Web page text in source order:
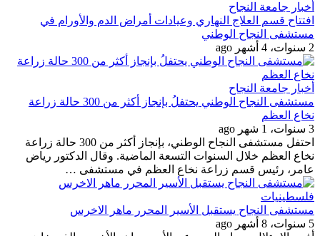
أخبار جامعة النجاح
افتتاح قسم العلاج النهاري وعيادات أمراض الدم والأورام في
مستشفى النجاح الوطني
2 سنوات، 4 أشهر ago
أخبار جامعة النجاح
مستشفى النجاح الوطني يحتفلُ بإنجاز أكثر من 300 حالة زراعة
نخاع العظم
3 سنوات، 1 شهر ago
احتفل مستشفى النجاح الوطني، بإنجاز أكثر من 300 حالة زراعة
نخاع العظم خلال السنوات التسعة الماضية. وقال الدكتور رياض
عامر، رئيس قسم زراعة نخاع العظم في مستشفى …
فلسطينيات
مستشفى النجاح يستقبل الأسير المحرر ماهر الاخرس
5 سنوات، 8 أشهر ago